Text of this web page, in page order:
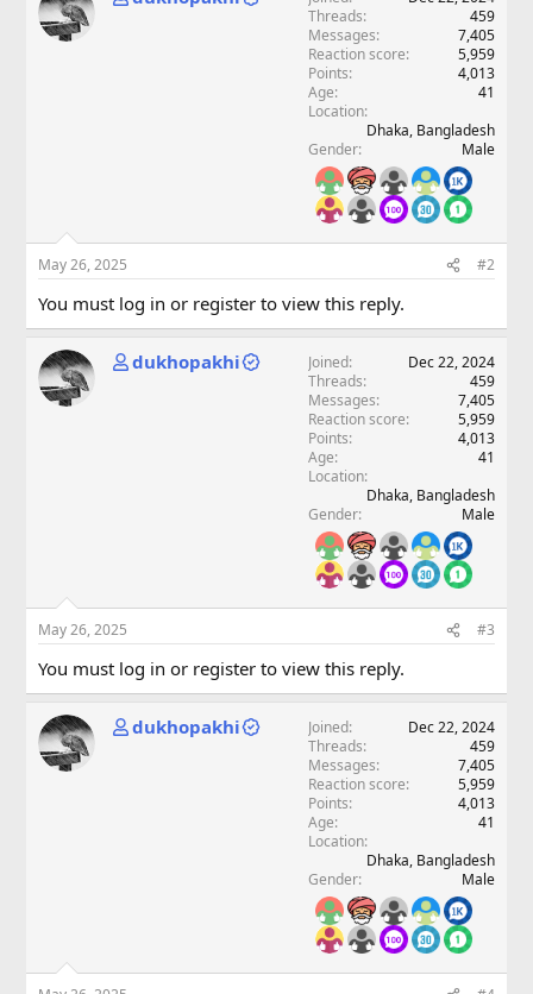
Threads
459
Messages
7,405
Reaction score
5,959
Points
4,013
Age
41
Location
Dhaka, Bangladesh
Gender
Male
May 26, 2025 #2
You must log in or register to view this reply.
dukhopakhi Joined
Dec 22, 2024
Threads
459
Messages
7,405
Reaction score
5,959
Points
4,013
Age
41
Location
Dhaka, Bangladesh
Gender
Male
May 26, 2025 #3
You must log in or register to view this reply.
dukhopakhi Joined
Dec 22, 2024
Threads
459
Messages
7,405
Reaction score
5,959
Points
4,013
Age
41
Location
Dhaka, Bangladesh
Gender
Male